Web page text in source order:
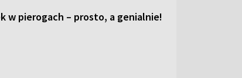
w pierogach – prosto, a genialnie!